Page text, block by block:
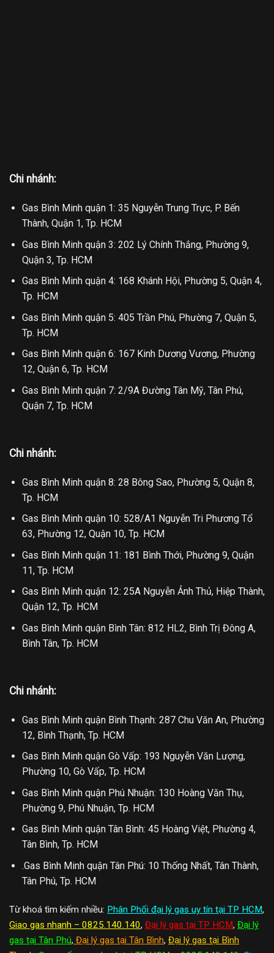
Chi nhánh:
Gas Bình Minh quận 1: 35 Nguyễn Trung Trực, P. Bến
Thành, Quận 1, Tp. HCM
Gas Bình Minh quận 3: 202 Lý Chính Thắng, Phường 9,
Quận 3, Tp. HCM
Gas Bình Minh quận 4: 168 Khánh Hội, Phường 5, Quận 4,
Tp. HCM
Gas Bình Minh quận 5: 405 Trần Phú, Phường 7, Quận 5,
Tp. HCM
Gas Bình Minh quận 6: 167 Kinh Dương Vương, Phường
12, Quận 6, Tp. HCM
Gas Bình Minh quận 7: 2/9A Đường Tân Mỹ, Tân Phú,
Quận 7, Tp. HCM
Chi nhánh:
Gas Bình Minh quận 8: 28 Bông Sao, Phường 5, Quận 8,
Tp. HCM
Gas Bình Minh quận 10: 528/A1 Nguyễn Tri Phương Tổ
63, Phường 12, Quận 10, Tp. HCM
Gas Bình Minh quận 11: 181 Bình Thới, Phường 9, Quận
11, Tp. HCM
Gas Bình Minh quận 12: 25A Nguyễn Ảnh Thủ, Hiệp Thành,
Quận 12, Tp. HCM
Gas Bình Minh quận Bình Tân: 812 HL2, Bình Trị Đông A,
Bình Tân, Tp. HCM
Chi nhánh:
Gas Bình Minh quận Bình Thạnh: 287 Chu Văn An, Phường
12, Bình Thạnh, Tp. HCM
Gas Bình Minh quận Gò Vấp: 193 Nguyễn Văn Lượng,
Phường 10, Gò Vấp, Tp. HCM
Gas Bình Minh quận Phú Nhuận: 130 Hoàng Văn Thụ,
Phường 9, Phú Nhuận, Tp. HCM
Gas Bình Minh quận Tân Bình: 45 Hoàng Việt, Phường 4,
Tân Bình, Tp. HCM
.Gas Bình Minh quận Tân Phú: 10 Thống Nhất, Tân Thành,
Tân Phú, Tp. HCM
Từ khoá tìm kiếm nhiều: Phân Phối đại lý gas uy tín tại TP HCM,
Giao gas nhanh – 0825.140.140, Đại lý gas tại TP HCM, Đại lý
gas tại Tân Phú, Đại lý gas tại Tân Bình, Đại lý gas tại Bình